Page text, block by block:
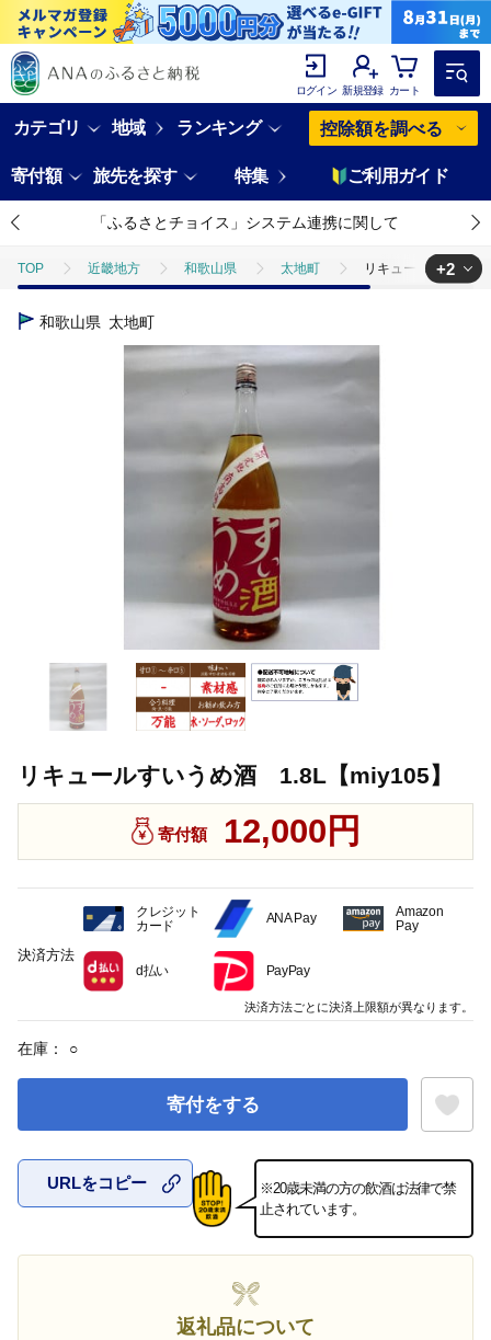
ログイン 新規登録 カート
カテゴリ 地域 ランキング 控除額を調べる
寄付額 旅先を探す 特集 ご利用ガイド
「ふるさとチョイス」システム連携に関して
TOP 近畿地方 和歌山県 太地町 リキュールすいう
TOP
ほかの酒
+2
和歌山県 太地町
リキュールすいうめ酒 1.8L【miy105】
寄付額 12,000円
在庫： ○
寄付をする
お気に入
URLをコピー
※20歳未満の方の飲酒は法律で禁
止されています。
返礼品について
決済方法
クレジット
カード
ANA Pay
Amazon
Pay
d払い PayPay
決済方法ごとに決済上限額が異なります。